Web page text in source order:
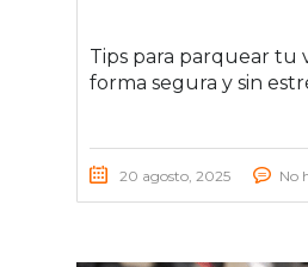
Tips para parquear tu
forma segura y sin
20 agosto, 2025 No